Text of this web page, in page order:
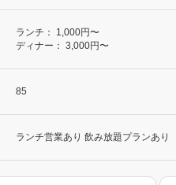
ランチ：
1,000円〜
ディナー： 3,000円〜
85
ランチ営業あり 飲み放題プランあり